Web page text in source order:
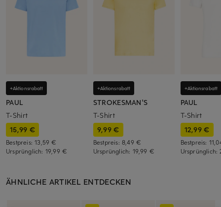
+Aktionsrabatt
PAUL
T-Shirt
15,99 €
Bestpreis:13,59 €
Ursprünglich: 19,99 €
+Aktionsrabatt
STROKESMAN'S
T-Shirt
9,99 €
Bestpreis: 8,49 €
Ursprünglich: 19,99 €
+Aktionsrabatt
PAUL
T-Shirt
12,99 €
Bestpreis:
Ursprünglich:
ÄHNLICHE ARTIKEL ENTDECKEN